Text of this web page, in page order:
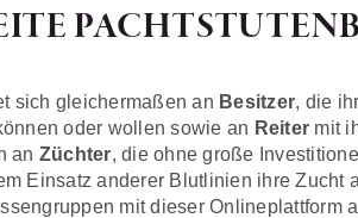
sich gleichermaßen an Besitzer, die
oder wollen sowie an Reiter mit
an Züchter, die ohne große
Einsatz anderer Blutlinien ihre Zucht
mit dieser Onlineplattform